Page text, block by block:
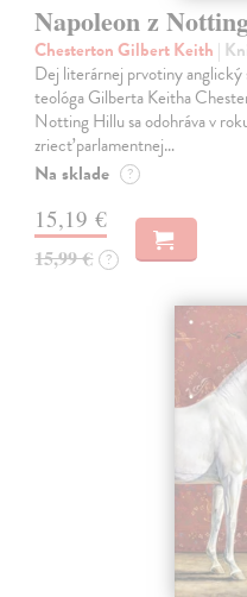
Napoleon z
Chesterton Gilbert Keith |
Dej literárnej prvotiny anglický
teológa Gilberta Keitha
Notting Hillu sa odohráva v
zriecť parlamentnej…
Na sklade ?
15,19 €
15,99 € ?